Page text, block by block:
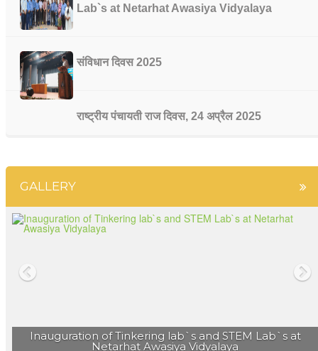
Lab`s at Netarhat Awasiya Vidyalaya
संविधान दिवस 2025
राष्ट्रीय पंचायती राज दिवस, 24 अप्रैल 2025
GALLERY
Inauguration of Tinkering lab`s and STEM Lab`s at
Netarhat Awasiya Vidyalaya